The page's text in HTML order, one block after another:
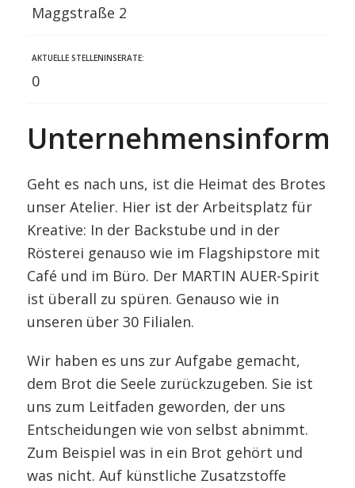
Maggstraße 2
AKTUELLE STELLENINSERATE:
0
Geht es nach uns, ist die Heimat des Brotes
unser Atelier. Hier ist der Arbeitsplatz für
Kreative: In der Backstube und in der
Rösterei genauso wie im Flagshipstore mit
Café und im Büro. Der MARTIN AUER-Spirit
ist überall zu spüren. Genauso wie in
unseren über 30 Filialen.
Wir haben es uns zur Aufgabe gemacht,
dem Brot die Seele zurückzugeben. Sie ist
uns zum Leitfaden geworden, der uns
Entscheidungen wie von selbst abnimmt.
Zum Beispiel was in ein Brot gehört und
was nicht. Auf künstliche Zusatzstoffe